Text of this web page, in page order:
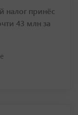
налог принёс
43 млн за